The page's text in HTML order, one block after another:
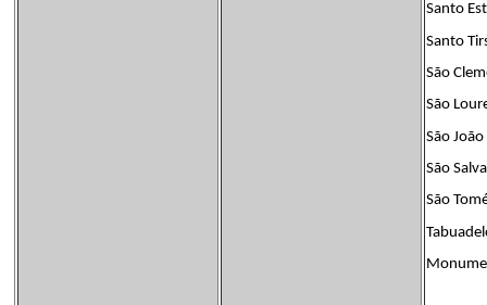
Santo
Santo
São
São
São
São
São